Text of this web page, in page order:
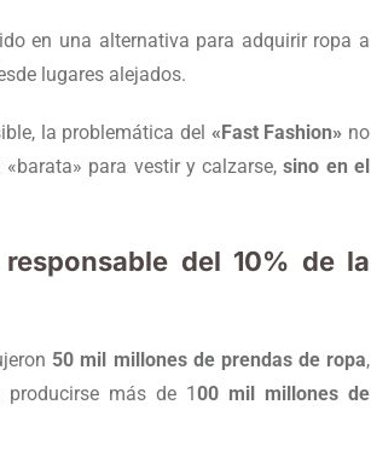
en una alternativa para adquirir ropa a
lugares alejados.
la problemática del «Fast Fashion» no
para vestir y calzarse,sino en el
del 10% de la
50 mil millones de prendas de ropa,
más de 100 mil millones de